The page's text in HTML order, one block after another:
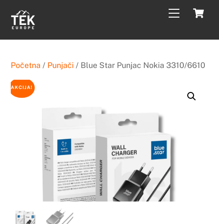
content
Menu
Početna / Punjači / Blue Star Punjac Nokia 3310/6610
AKCIJA!